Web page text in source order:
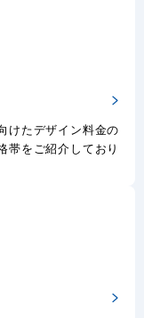
けたデザイン料金の
帯をご紹介しており